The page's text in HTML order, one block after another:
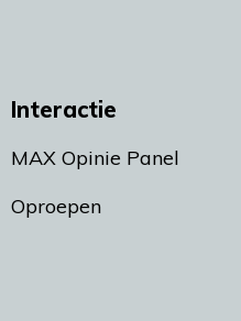
Interactie
MAX Opinie Panel
Oproepen